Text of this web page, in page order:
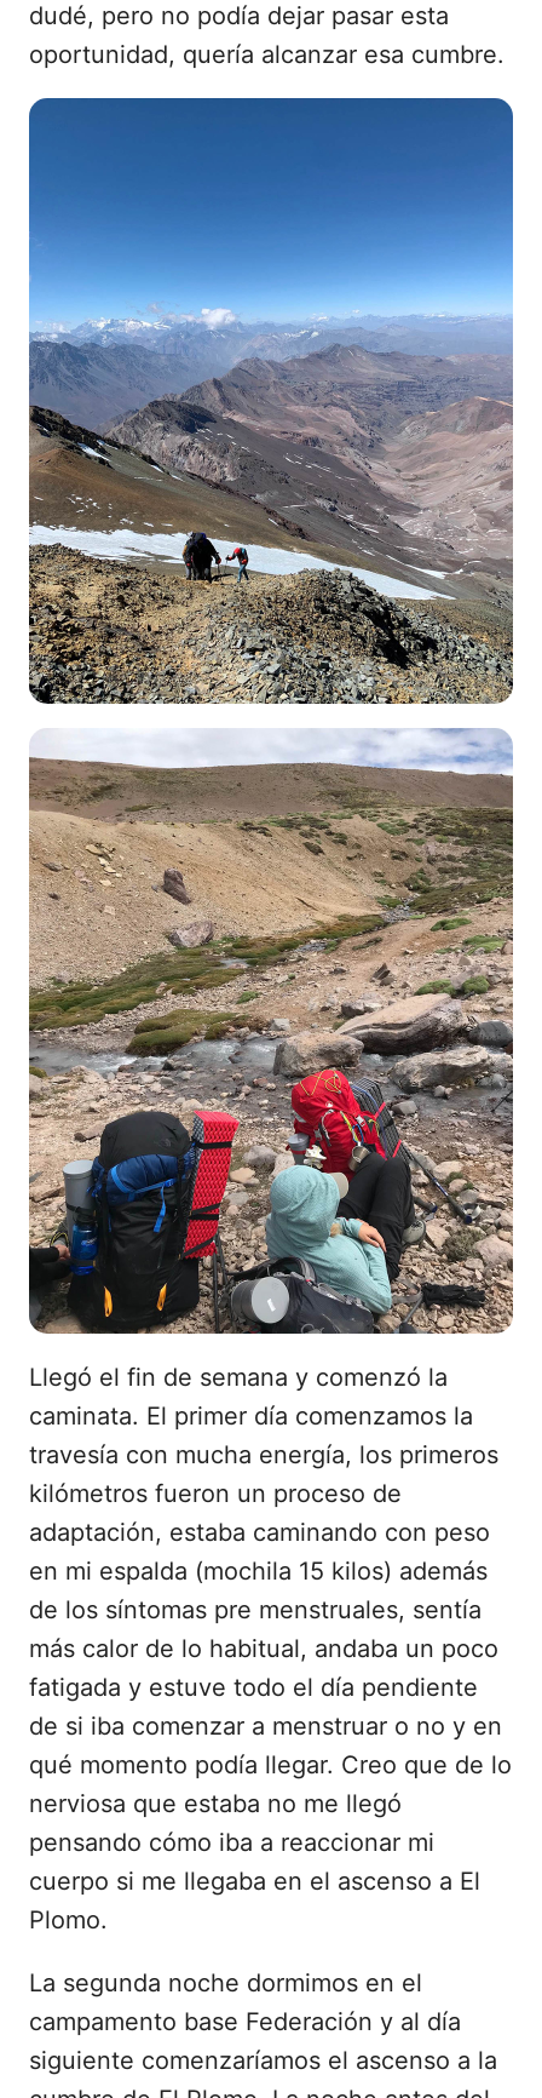
dudé, pero no podía dejar pasar esta
oportunidad, quería alcanzar esa cumbre.
Llegó el fin de semana y comenzó la
caminata. El primer día comenzamos la
travesía con mucha energía, los primeros
kilómetros fueron un proceso de
adaptación, estaba caminando con peso
en mi espalda (mochila 15 kilos) además
de los síntomas pre menstruales, sentía
más calor de lo habitual, andaba un poco
fatigada y estuve todo el día pendiente
de si iba comenzar a menstruar o no y en
qué momento podía llegar. Creo que de lo
nerviosa que estaba no me llegó
pensando cómo iba a reaccionar mi
cuerpo si me llegaba en el ascenso a El
Plomo.
La segunda noche dormimos en el
campamento base Federación y al día
siguiente comenzaríamos el ascenso a la